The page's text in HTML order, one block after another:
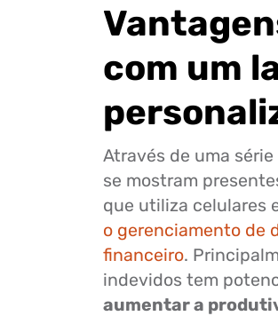
com um
Através de uma
se mostram
que utiliza celulares
o gerenciamento de
financeiro.
indevidos tem
aumentar a